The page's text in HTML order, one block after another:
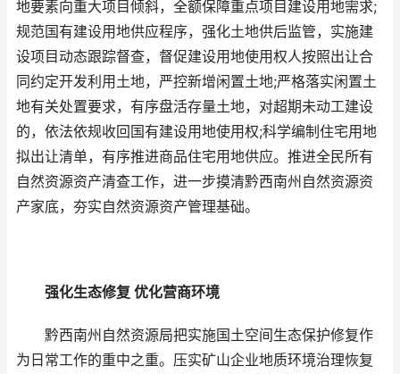
地要素向重大项目倾斜，全额保障重点项目建设用地需求;
规范国有建设用地供应程序，强化土地供后监管，实施建
设项目动态跟踪督查，督促建设用地使用权人按照出让合
同约定开发利用土地，严控新增闲置土地;严格落实闲置土
地有关处置要求，有序盘活存量土地，对超期未动工建设
的，依法依规收回国有建设用地使用权;科学编制住宅用地
拟出让清单，有序推进商品住宅用地供应。推进全民所有
自然资源资产清查工作，进一步摸清黔西南州自然资源资
产家底，夯实自然资源资产管理基础。
强化生态修复 优化营商环境
黔西南州自然资源局把实施国土空间生态保护修复作
为日常工作的重中之重。压实矿山企业地质环境治理恢复